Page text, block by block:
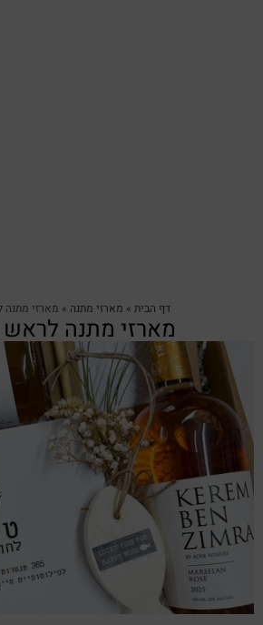
דף הבית » מארזי מתנה » מארזי
מארזי מתנה